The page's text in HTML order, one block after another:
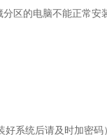
区的电脑不能正常安
系统后请及时加密码